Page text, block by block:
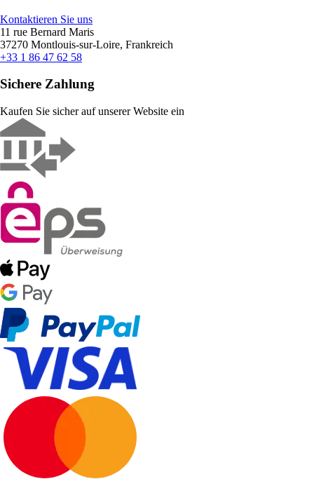
Kontaktieren Sie uns
11 rue Bernard Maris
37270 Montlouis-sur-Loire, Frankreich
+33 1 86 47 62 58
Sichere Zahlung
Kaufen Sie sicher auf unserer Website ein